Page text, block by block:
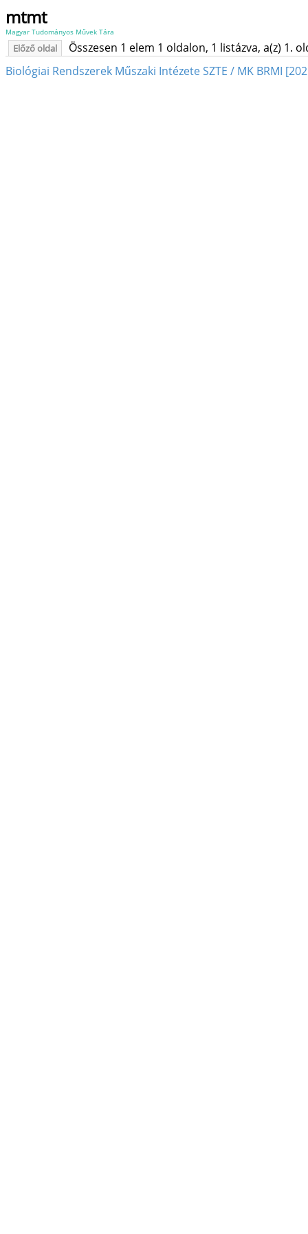
mtmt
Magyar Tudományos Művek Tára
Előző oldal
Összesen 1 elem 1 oldalon, 1 listázva, a(z) 1.
Biológiai Rendszerek Műszaki Intézete SZTE / MK BRMI